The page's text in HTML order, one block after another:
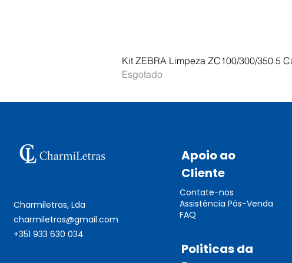
Kit ZEBRA Limpeza ZC100/300/350 5
Esgotado
Charmiletras, Lda
charmiletras@gmail.com
+351 933 630 034
Apoio ao
Cliente
Contate-nos
Assistência Pós-Venda
FAQ
Politicas da